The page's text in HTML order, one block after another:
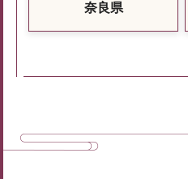
奈良県